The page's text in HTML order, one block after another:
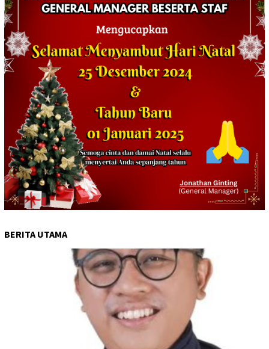
BERITA UTAMA